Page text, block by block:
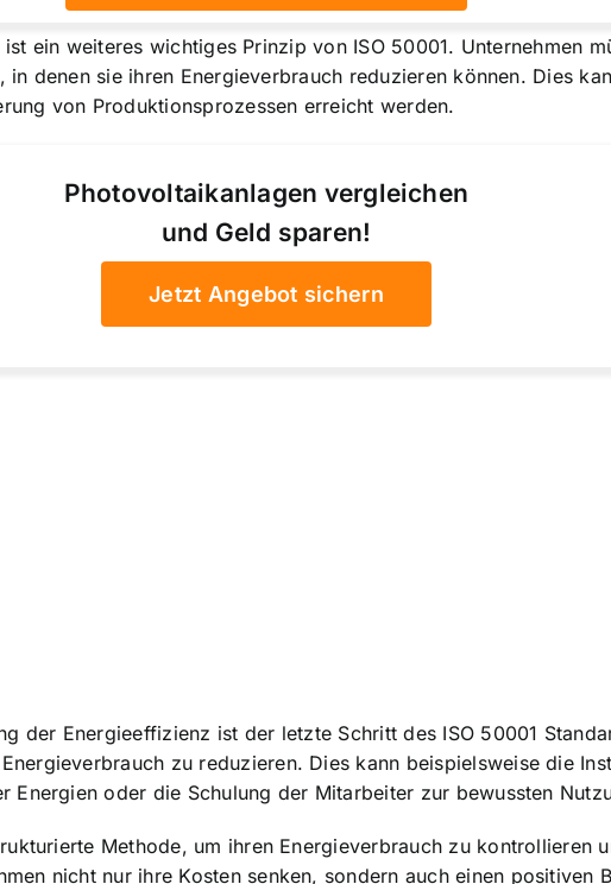
ein weiteres wichtiges Prinzip von ISO 50001. Unternehmen
denen sie ihren Energieverbrauch reduzieren können. Dies
von Produktionsprozessen erreicht werden.
Photovoltaikanlagen vergleichen
und Geld sparen!
Jetzt Angebot sichern
der Energieeffizienz ist der letzte Schritt des ISO 50001
zu reduzieren. Dies kann beispielsweise die
Energien oder die Schulung der Mitarbeiter zur bewussten
Methode, um ihren Energieverbrauch zu kontrollieren
nicht nur ihre Kosten senken, sondern auch einen positiven